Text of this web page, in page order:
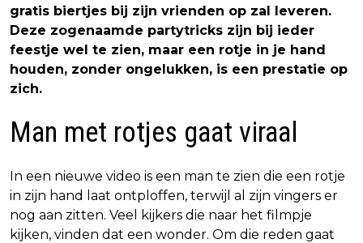
gratis biertjes bij zijn vrienden op zal leveren.
Deze zogenaamde partytricks zijn bij ieder
feestje wel te zien, maar een rotje in je hand
houden, zonder ongelukken, is een prestatie op
zich.
Man met rotjes gaat viraal
In een nieuwe video is een man te zien die een rotje
in zijn hand laat ontploffen, terwijl al zijn vingers er
nog aan zitten. Veel kijkers die naar het filmpje
kijken, vinden dat een wonder. Om die reden gaat